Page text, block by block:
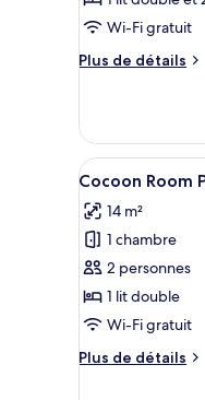
de
chambre :
Suite
mer
Wi-Fi gratuit
Plus de détails
Plus
le
type
de
Suite
Signature,
vue
mer
Afficher
toutes
les
photos
pour
ce
type
chambre :
10
Cocoon Room
14 m²
1 chambre
2 personnes
1 lit double
Wi-Fi gratuit
Plus de détails
Plus